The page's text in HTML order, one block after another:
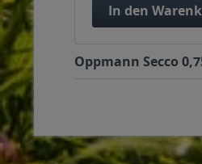
In den
Oppmann Secco